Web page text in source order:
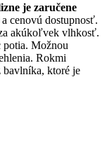
je zaručene
cenovú dostupnosť.
akúkoľvek vlhkosť.
potia. Možnou
Rokmi
bavlníka, ktoré je